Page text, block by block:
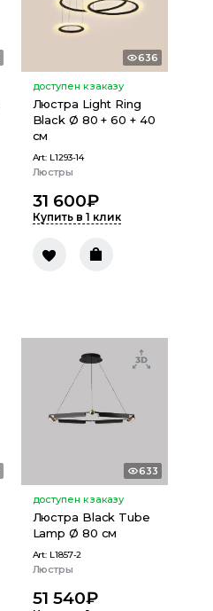
636
доступен к заказу
Люстра Light Ring
Black Ø 80 + 60 + 40
см
Art: L1293-14
Люстры
31 600₽
Купить в 1 клик
633
доступен к заказу
Люстра Black Tube
Lamp Ø 80 см
Art: L1857-2
Люстры
51 540₽